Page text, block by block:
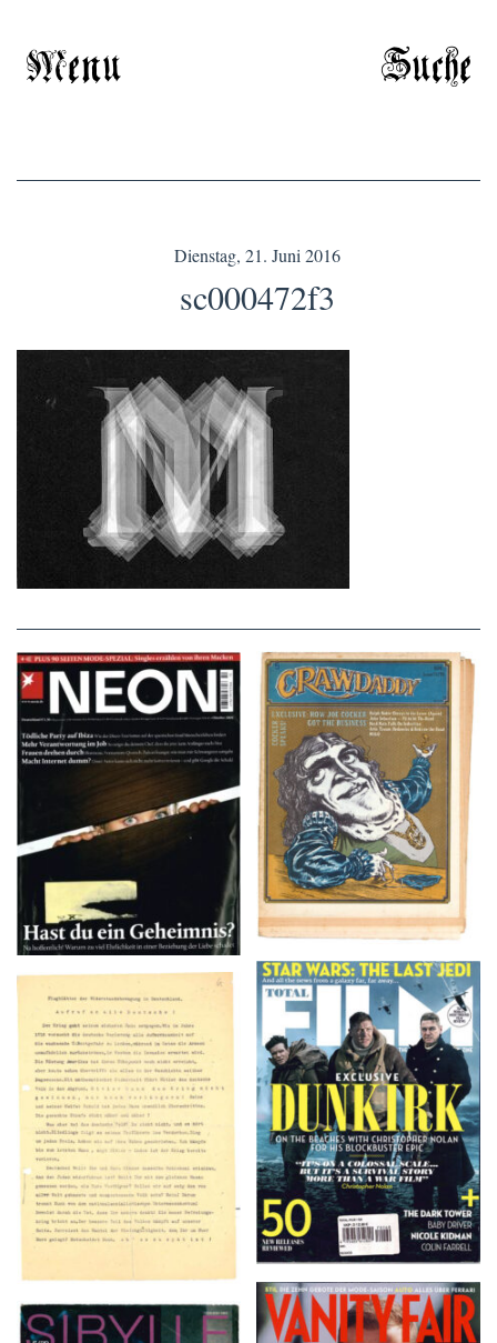
Menu Suche
Dienstag, 21. Juni 2016
sc000472f3
NEON – OKTOBER
2008
Crawdaddy – June/11/72
TOTAL FILM #260 –
SUMMER 2017
Flugblätter der Weissen
Rose – V, Januar 1943